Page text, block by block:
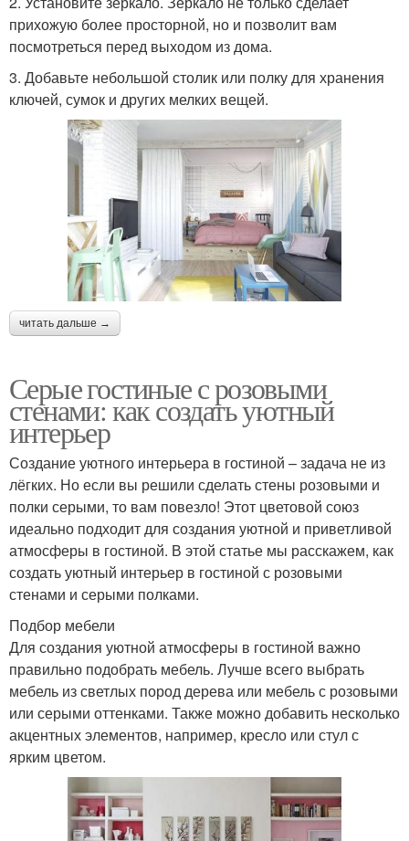
прихожую более просторной, но и позволит вам
посмотреться перед выходом из дома.
3. Добавьте небольшой столик или полку для хранения
ключей, сумок и других мелких вещей.
читать дальше →
Серые гостиные с розовыми
стенами: как создать уютный
интерьер
Создание уютного интерьера в гостиной – задача не из
лёгких. Но если вы решили сделать стены розовыми и
полки серыми, то вам повезло! Этот цветовой союз
идеально подходит для создания уютной и приветливой
атмосферы в гостиной. В этой статье мы расскажем, как
создать уютный интерьер в гостиной с розовыми
стенами и серыми полками.
Подбор мебели
Для создания уютной атмосферы в гостиной важно
правильно подобрать мебель. Лучше всего выбрать
мебель из светлых пород дерева или мебель с розовыми
или серыми оттенками. Также можно добавить несколько
акцентных элементов, например, кресло или стул с
ярким цветом.